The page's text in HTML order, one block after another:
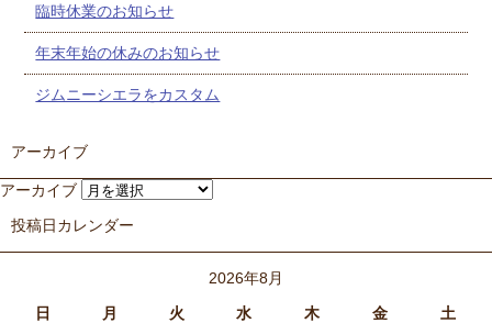
臨時休業のお知らせ
年末年始の休みのお知らせ
ジムニーシエラをカスタム
アーカイブ
アーカイブ
投稿日カレンダー
2026年8月
日
月 火 水 木 金 土